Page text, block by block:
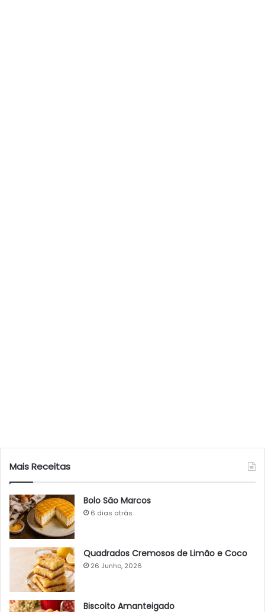
Mais Receitas
Bolo São Marcos
6 dias atrás
Quadrados Cremosos de Limão e Coco
26 Junho, 2026
Biscoito Amanteigado